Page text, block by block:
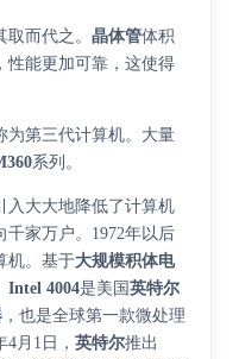
而代之。 晶体管体积
性能更加可靠，这使得
为第三代计算机。大量
系列。
入大大地降低了计算机
家万户。1972年以后
机。基于大规模积体电
Intel 4004是美国 英特尔
，也是全球第一款微处理
月1日， 英特尔推出